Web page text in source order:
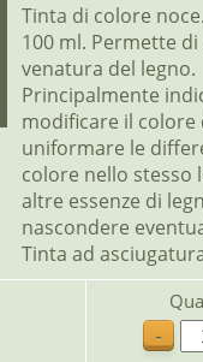
Tinta di colore
100 ml. Permette di
venatura del legno.
Principalmente
modificare il colore
uniformare le
colore nello stesso
altre essenze di
nascondere
Tinta ad
-